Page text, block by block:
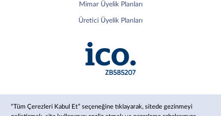
“Tüm Çerezleri Kabul Et” seçeneğine tıklayarak, sitede gezinmeyi
Mimar Üyelik Planları
Üretici Üyelik Planları